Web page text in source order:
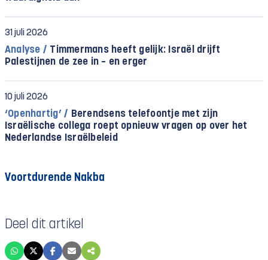
31 juli 2026
Analyse / Timmermans heeft gelijk: Israël drijft
Palestijnen de zee in – en erger
10 juli 2026
‘Openhartig’ / Berendsens telefoontje met zijn
Israëlische collega roept opnieuw vragen op over het
Nederlandse Israëlbeleid
Voortdurende Nakba
Deel dit artikel